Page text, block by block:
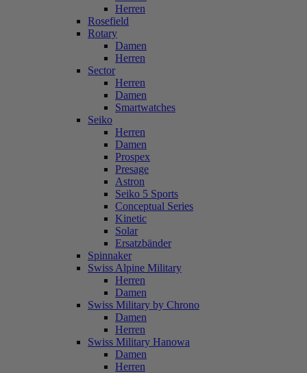
Herren
Rosefield
Rotary
Damen
Herren
Sector
Herren
Damen
Smartwatches
Seiko
Herren
Damen
Prospex
Presage
Astron
Seiko 5 Sports
Conceptual Series
Kinetic
Solar
Ersatzbänder
Spinnaker
Swiss Alpine Military
Herren
Damen
Swiss Military by Chrono
Damen
Herren
Swiss Military Hanowa
Damen
Herren